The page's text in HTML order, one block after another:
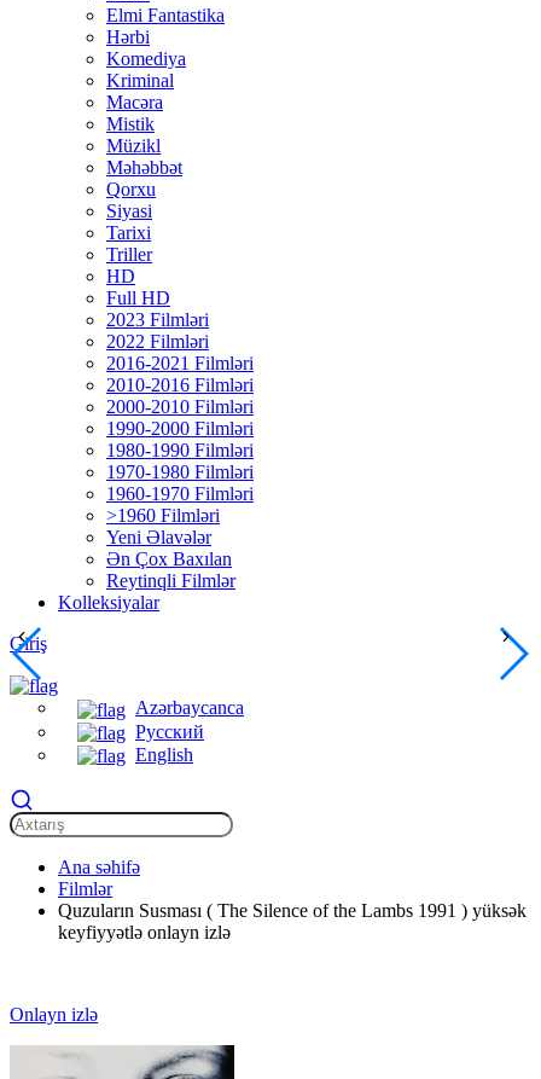
Elmi Fantastika
Hərbi
Komediya
Kriminal
Macəra
Mistik
Müzikl
Məhəbbət
Qorxu
Siyasi
Tarixi
Triller
HD
Full HD
2023 Filmləri
2022 Filmləri
2016-2021 Filmləri
2010-2016 Filmləri
2000-2010 Filmləri
1990-2000 Filmləri
1980-1990 Filmləri
1970-1980 Filmləri
1960-1970 Filmləri
>1960 Filmləri
Yeni Əlavələr
Ən Çox Baxılan
Reytinqli Filmlər
Kolleksiyalar
Giriş
Azərbaycanca
Русский
English
Ana səhifə
Filmlər
Quzuların Susması ( The Silence of the Lambs 1991 ) yüksək
keyfiyyətlə onlayn izlə
Onlayn izlə